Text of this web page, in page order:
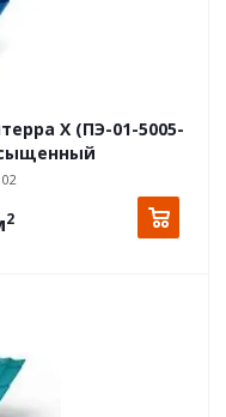
X (ПЭ-01-5005-
2